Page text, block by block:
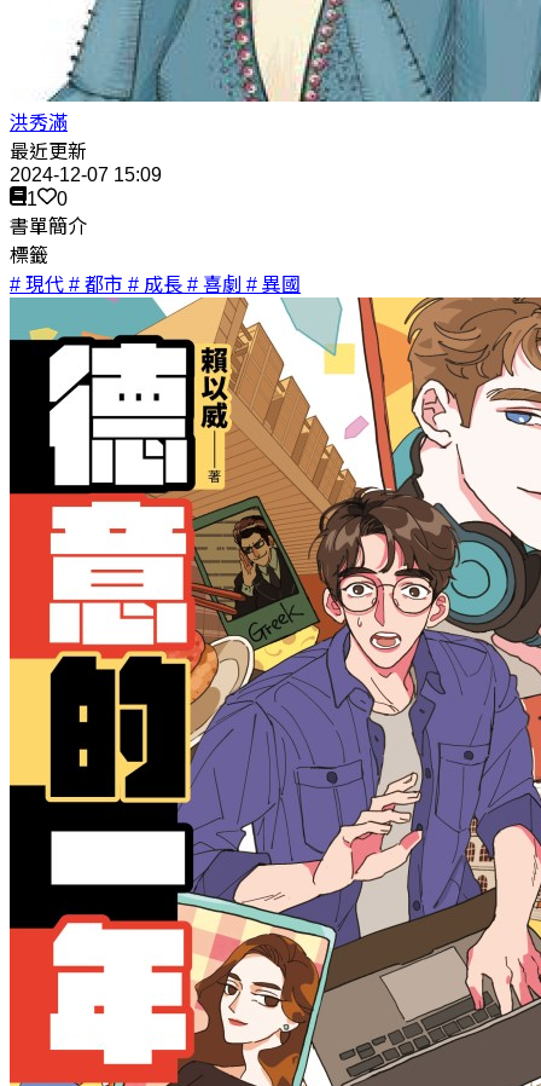
洪秀滿
最近更新
2024-12-07 15:09
1
0
書單簡介
標籤
# 現代 # 都市 # 成長 # 喜劇 # 異國